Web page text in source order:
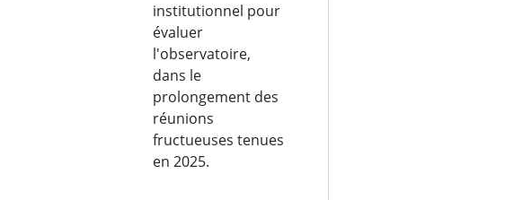
institutionnel pour
évaluer
l'observatoire,
dans le
prolongement des
réunions
fructueuses tenues
en 2025.